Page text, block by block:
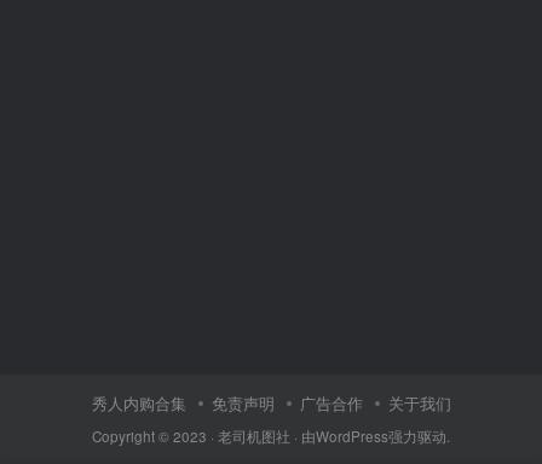
秀人内购合集 免责声明 广告合作 关于我们
Copyright © 2023 · 老司机图社 · 由WordPress强力驱动.